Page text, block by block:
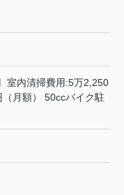
室内清掃費用:5万2,250
月額） 50ccバイク駐